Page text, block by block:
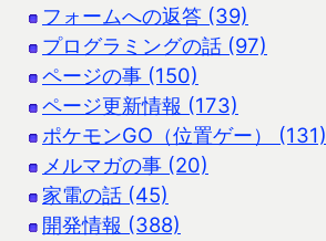
フォームへの返答 (39)
プログラミングの話 (97)
ページの事 (150)
ページ更新情報 (173)
ポケモンGO（位置ゲー） (131)
メルマガの事 (20)
家電の話 (45)
開発情報 (388)